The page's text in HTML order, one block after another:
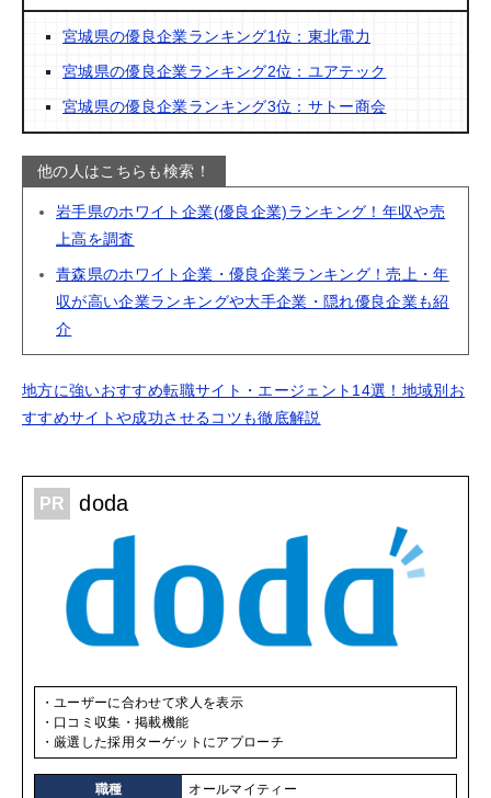
宮城県の優良企業ランキング1位：東北電力
宮城県の優良企業ランキング2位：ユアテック
宮城県の優良企業ランキング3位：サトー商会
他の人はこちらも検索！
岩手県のホワイト企業(優良企業)ランキング！年収や売
上高を調査
青森県のホワイト企業・優良企業ランキング！売上・年
収が高い企業ランキングや大手企業・隠れ優良企業も紹
介
地方に強いおすすめ転職サイト・エージェント14選！地域別お
すすめサイトや成功させるコツも徹底解説
doda
ユーザーに合わせて求人を表示
口コミ収集・掲載機能
厳選した採用ターゲットにアプローチ
職種 オールマイティー